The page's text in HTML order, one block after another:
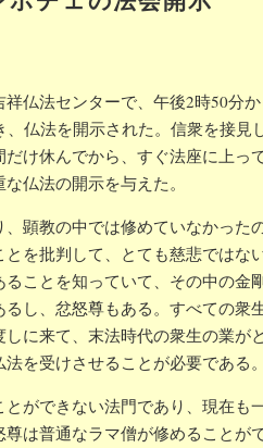
仏法センターで、午後2時50分か
仏法を開示された。信衆を接見
け休んでから、すぐ法座に上っ
仏法の開示を与えた。
顕教の中では修めていなかった
を批判して、とても慈悲ではな
ことを知っていて、その中の金
し、忿怒尊もある。すべての衆
に来て、末法時代の衆生の業が
を受けさせることが必要である。
ができない法門であり、現在も
は普通なラマ僧が修めることが